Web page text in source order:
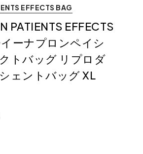
EFFECTS BAG
PATIENTS EFFECTS
ーナプロンペイシ
トバッグ リプロダ
ェントバッグ XL